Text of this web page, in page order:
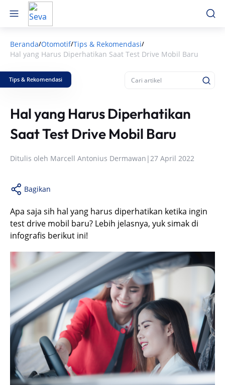
Beranda/Otomotif/Tips & Rekomendasi/
Hal yang Harus Diperhatikan Saat Test Drive Mobil Baru
Tips & Rekomendasi
Hal yang Harus Diperhatikan
Saat Test Drive Mobil Baru
Ditulis oleh Marcell Antonius Dermawan |27 April 2022
Bagikan
Apa saja sih hal yang harus diperhatikan ketika ingin
test drive mobil baru? Lebih jelasnya, yuk simak di
infografis berikut ini!